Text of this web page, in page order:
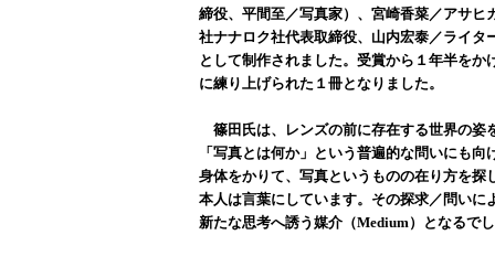
締役、平間至／写真家）、宮崎香菜／アサヒ
社ナナロク社代表取締役、山内宏泰／ライ
として制作されました。受賞から１年半をか
に練り上げられた１冊となりました。
篠田氏は、レンズの前に存在する世界の姿
「写真とは何か」という普遍的な問いにも
身体をかりて、写真というものの在り方を探
本人は言葉にしています。その探求／問いに
新たな思考へ誘う媒介（Medium）となるで